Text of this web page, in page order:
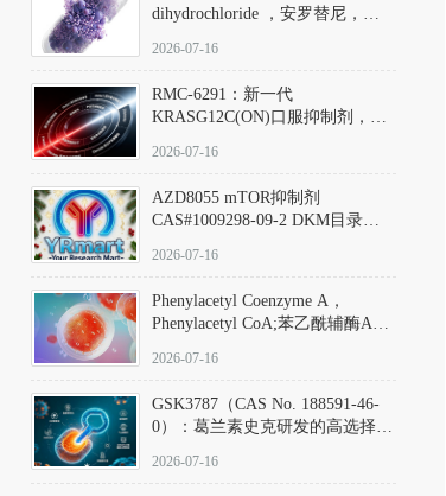
dihydrochloride ，安罗替尼，
Hydrochloride实验方法步骤SOP
2026-07-16
RMC-6291：新一代
KRASG12C(ON)口服抑制剂，
(Elironrasib)CAS#2641998-63-0
2026-07-16
AZD8055 mTOR抑制剂
CAS#1009298-09-2 DKM目录号
激酶抑制剂的深度剖析
2026-07-16
Phenylacetyl Coenzyme A，
Phenylacetyl CoA;苯乙酰辅酶A
2026-07-16
GSK3787（CAS No. 188591-46-
0）：葛兰素史克研发的高选择
抗剂，被广泛视为研究PPARδ核
2026-07-16